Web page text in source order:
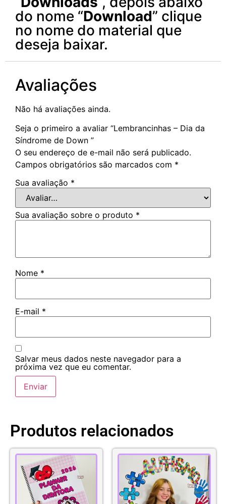
do nome “Download” clique
no nome do material que
deseja baixar.
Avaliações
Não há avaliações ainda.
Seja o primeiro a avaliar “Lembrancinhas – Dia da
Síndrome de Down ”
O seu endereço de e-mail não será publicado.
Campos obrigatórios são marcados com *
Sua avaliação *
Sua avaliação sobre o produto *
Nome *
E-mail *
Salvar meus dados neste navegador para a
próxima vez que eu comentar.
Produtos relacionados